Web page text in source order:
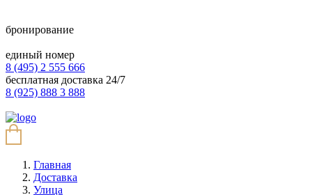
бронирование
единый номер
8 (495) 2 555 666
бесплатная доставка 24/7
8 (925) 888 3 888
Главная
Доставка
Улица